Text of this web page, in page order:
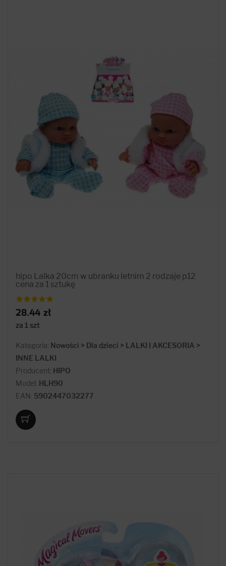
hipo Lalka 20cm w ubranku letnim 2 rodzaje p12
cena za 1 sztukę
28.44 zł
za 1 szt
Kategoria: Nowości > Dla dzieci > LALKI I AKCESORIA >
INNE LALKI
Producent: HIPO
Model: HLH90
EAN: 5902447032277